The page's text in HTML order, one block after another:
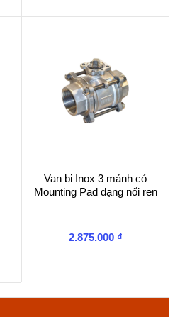
Van bi Inox 3 mảnh có
Mounting Pad dạng nối ren
2.875.000 ₫